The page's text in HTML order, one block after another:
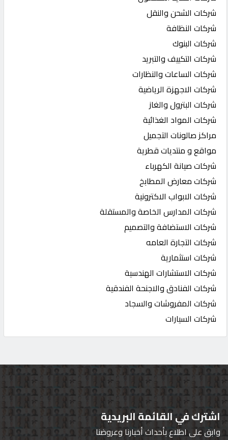
شركات الشحن والنقل
شركات النظافة
شركات البنوك
شركات التكييف والتبريد
شركات الساعات والنظارات
شركات الاجهزة الرياضية
شركات البترول والغاز
شركات المواد الغذائية
مراكز صالونات التجميل
مواقع و منتديات قطرية
شركات صيانة الكهرباء
شركات معارض المطابخ
شركات الابواب الاكترونية
شركات المدارس الخاصة والمستقلة
شركات الاستضافة والتصميم
شركات التجارة العامه
شركات استثمارية
شركات الاستشارات الهندسية
شركات الفنادق والاجنحة الفندقية
شركات المفروشات والسجاد
شركات السيارات
اشترك في القائمة البريدية
وابق على اطلاع بأحداث أخبارنا وعروضنا